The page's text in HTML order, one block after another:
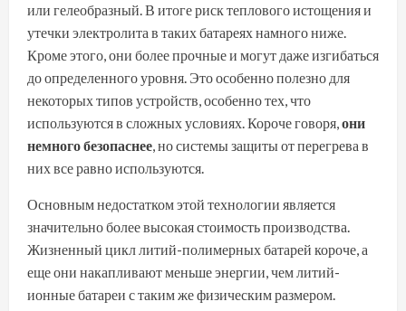
или гелеобразный. В итоге риск теплового истощения и
утечки электролита в таких батареях намного ниже.
Кроме этого, они более прочные и могут даже изгибаться
до определенного уровня. Это особенно полезно для
некоторых типов устройств, особенно тех, что
используются в сложных условиях. Короче говоря,они
немного безопаснее, но системы защиты от перегрева в
них все равно используются.
Основным недостатком этой технологии является
значительно более высокая стоимость производства.
Жизненный цикл литий-полимерных батарей короче, а
еще они накапливают меньше энергии, чем литий-
ионные батареи с таким же физическим размером.